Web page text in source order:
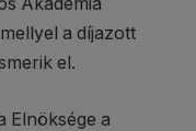
a díjazott
el.
Elnöksége a